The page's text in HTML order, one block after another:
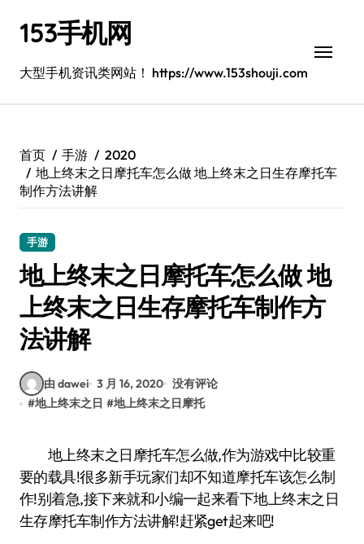
153手机网
大型手机资讯类网站！ https://www.153shouji.com
首页 手游
2020
地上终末之日摩托车怎么做 地上终末之日生存摩托车
制作方法讲解
手游
地上终末之日摩托车怎么做 地
上终末之日生存摩托车制作方
法讲解
由 dawei 3 月 16, 2020 没有评论
#地上终末之日 #地上终末之日摩托
地上终末之日摩托车怎么做,作为游戏中比较重
要的载具!很多新手玩家们却不知道摩托车该怎么制
作!别着急,接下来就和小编一起来看下地上终末之日
生存摩托车制作方法讲解!赶紧get起来吧!